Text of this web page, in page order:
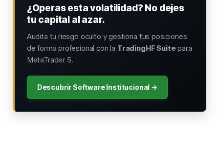
¿Operas esta volatilidad? No dejes
tu capital al azar.
Audita tu riesgo oculto y gestiona tus posiciones
de forma profesional con la TradingHF Suite para
MetaTrader 5.
Descubrir Software Institucional →